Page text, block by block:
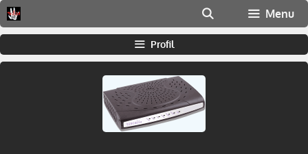
Aller
au
contenu
Menu
Profil